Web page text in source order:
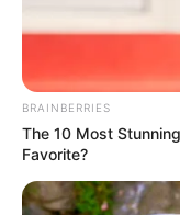
BRAINBERRIES
The 10 Most
Favorite?